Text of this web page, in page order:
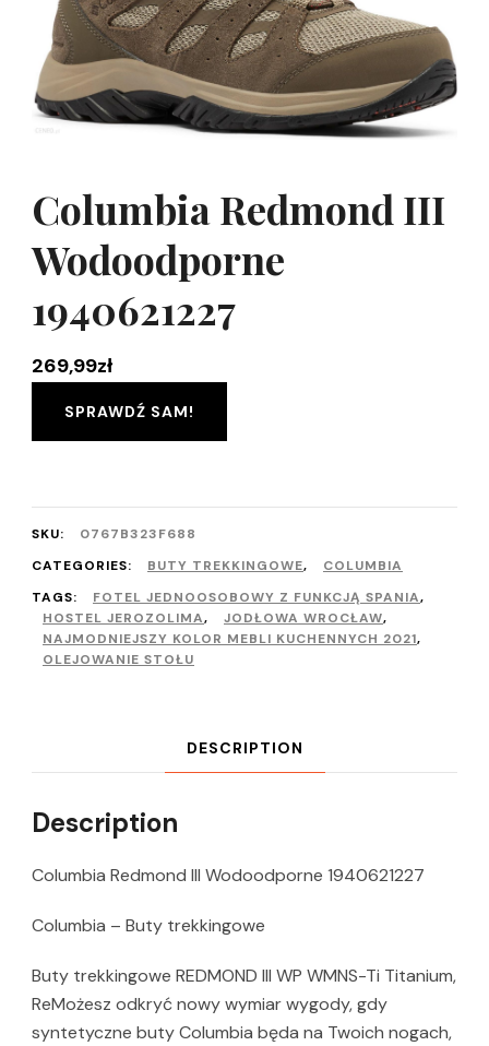
Columbia Redmond III
Wodoodporne
1940621227
269,99zł
SPRAWDŹ SAM!
SKU:
0767B323F688
CATEGORIES:
BUTY TREKKINGOWE,
COLUMBIA
TAGS:
FOTEL JEDNOOSOBOWY Z FUNKCJĄ SPANIA,
HOSTEL JEROZOLIMA, JODŁOWA WROCŁAW,
NAJMODNIEJSZY KOLOR MEBLI KUCHENNYCH 2021,
OLEJOWANIE STOŁU
DESCRIPTION
Description
Columbia Redmond III Wodoodporne 1940621227
Columbia – Buty trekkingowe
Buty trekkingowe REDMOND III WP WMNS-Ti Titanium,
ReMożesz odkryć nowy wymiar wygody, gdy
syntetyczne buty Columbia będa na Twoich nogach,